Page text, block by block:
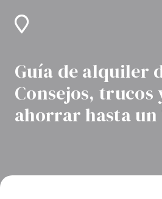
Guía de alquiler
Consejos, trucos
ahorrar hasta un